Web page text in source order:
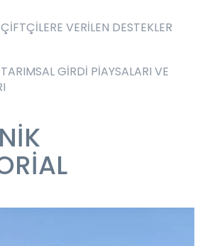
VERİLEN DESTEKLER
GİRDİ PİAYSALARI VE